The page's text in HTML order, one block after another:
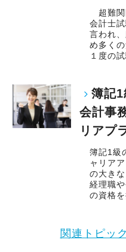
超難関
会計士
言われ
め多く
１度の
簿記1
会計事
リアプ
簿記1級
ャリア
の大き
経理職
の資格
関連トピッ